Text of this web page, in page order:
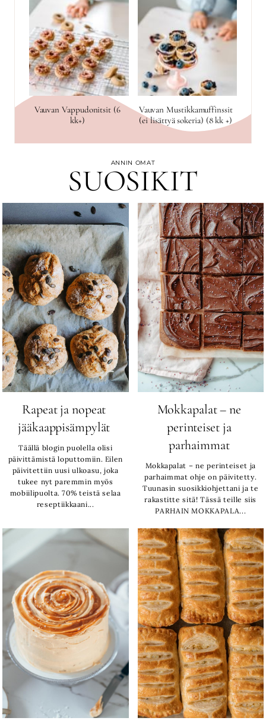
Vauvan Vappudonitsit (6
kk+)
Vauvan Mustikkamuffinssit
(ei lisättyä sokeria) (8 kk +)
ANNIN OMAT
SUOSIKIT
Rapeat ja nopeat
jääkaappisämpylät
Täällä blogin puolella olisi
päivittämistä loputtomiin. Eilen
päivitettiin uusi ulkoasu, joka
tukee nyt paremmin myös
mobiilipuolta. 70% teistä selaa
reseptiikkaani...
Mokkapalat – ne
perinteiset ja
parhaimmat
Mokkapalat – ne perinteiset ja
parhaimmat ohje on päivitetty.
Tuunasin suosikkiohjettani ja te
rakastitte sitä! Tässä teille siis
PARHAIN MOKKAPALA...